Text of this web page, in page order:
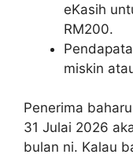
eKasih
RM200.
miskin
Penerima
31 Julai 2026
bulan ni. Kalau